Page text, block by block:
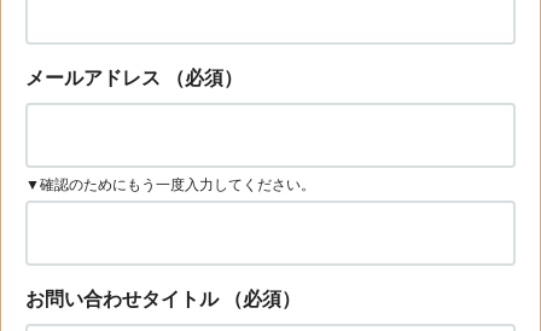
メールアドレス （必須）
▼確認のためにもう一度入力してください。
お問い合わせタイトル （必須）